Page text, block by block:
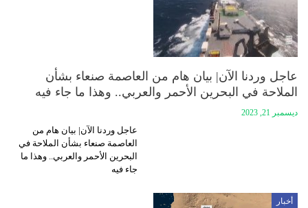
عاجل وردنا الآن| بيان هام من العاصمة صنعاء بشأن
الملاحة في البحرين الأحمر والعربي.. وهذا ما جاء فيه
ديسمبر 21, 2023
عاجل وردنا الآن| بيان هام من
العاصمة صنعاء بشأن الملاحة في
البحرين الأحمر والعربي.. وهذا ما
جاء فيه
أخبار